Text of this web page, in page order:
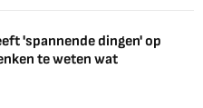
'spannende dingen' op
te weten wat